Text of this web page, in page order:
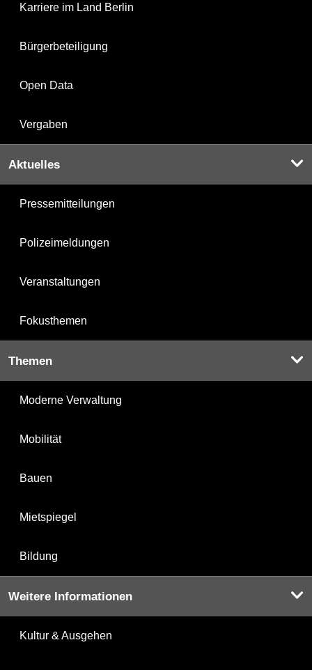
Karriere im Land Berlin
Bürgerbeteiligung
Open Data
Vergaben
Aktuelles
Pressemitteilungen
Polizeimeldungen
Veranstaltungen
Fokusthemen
Themen
Moderne Verwaltung
Mobilität
Bauen
Mietspiegel
Bildung
Weitere Informationen
Kultur & Ausgehen